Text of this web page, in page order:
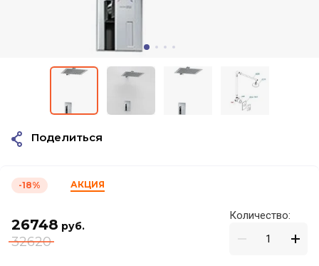
-18% АКЦИЯ
26748 руб.
32620
Количество:
Поделиться